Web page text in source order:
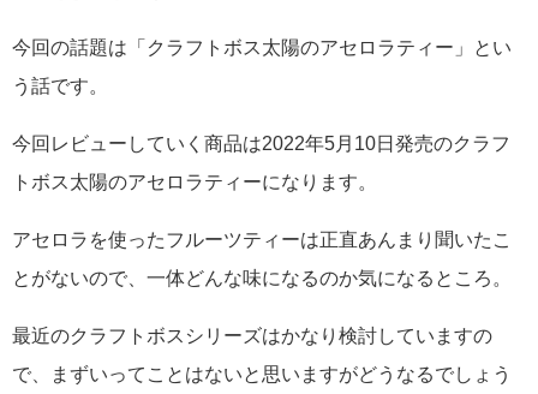
今回の話題は「クラフトボス太陽のアセロラティー」とい
う話です。
今回レビューしていく商品は2022年5月10日発売のクラフ
トボス太陽のアセロラティーになります。
アセロラを使ったフルーツティーは正直あんまり聞いたこ
とがないので、一体どんな味になるのか気になるところ。
最近のクラフトボスシリーズはかなり検討していますの
で、まずいってことはないと思いますがどうなるでしょう